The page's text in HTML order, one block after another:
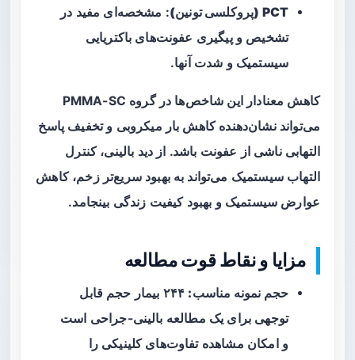
PCT (پروکلسی تونین)
: مشخصه‌ای مفید در
تشخیص و پیگیری عفونت‌های باکتریایی
سیستمیک و شدت آنها.
کاهش معنادار این شاخص‌ها در گروه PMMA-SC
می‌تواند نشان‌دهنده کاهش بار میکروبی و تخفیف پاسخ
التهابی ناشی از عفونت باشد. از دید بالینی، کنترل
التهاب سیستمیک می‌تواند به بهبود سریع‌تر زخم، کاهش
عوارض سیستمیک و بهبود کیفیت زندگی بینجامد.
مزایا و نقاط قوت مطالعه
حجم نمونه مناسب:
۲۴۴ بیمار حجم قابل
توجهی برای یک مطالعه بالینی-جراحی است
و امکان مشاهده تفاوت‌های کلینیکی را